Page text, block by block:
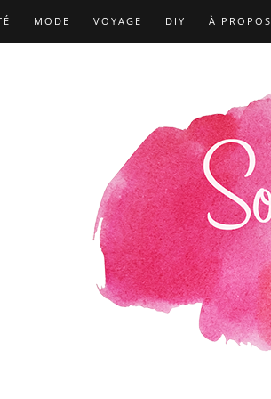
MODE VOYAGE DIY À PROPOS